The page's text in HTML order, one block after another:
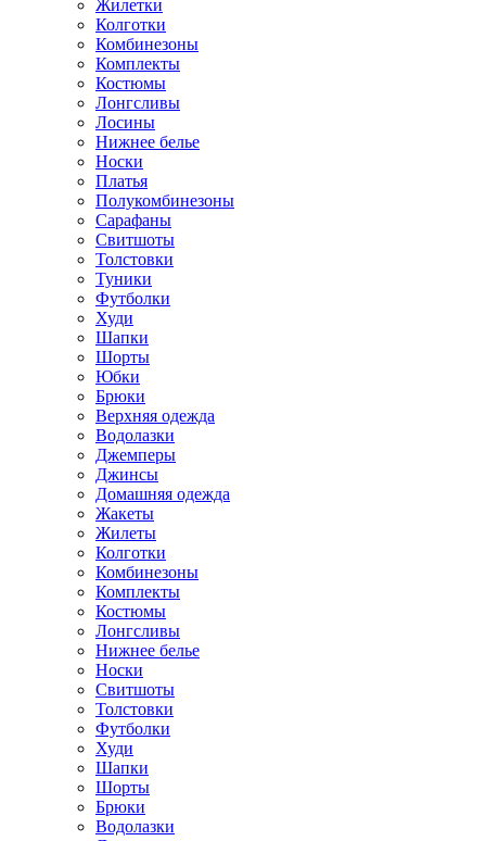
Жилетки
Колготки
Комбинезоны
Комплекты
Костюмы
Лонгсливы
Лосины
Нижнее белье
Носки
Платья
Полукомбинезоны
Сарафаны
Свитшоты
Толстовки
Туники
Футболки
Худи
Шапки
Шорты
Юбки
Брюки
Верхняя одежда
Водолазки
Джемперы
Джинсы
Домашняя одежда
Жакеты
Жилеты
Колготки
Комбинезоны
Комплекты
Костюмы
Лонгсливы
Нижнее белье
Носки
Свитшоты
Толстовки
Футболки
Худи
Шапки
Шорты
Брюки
Водолазки